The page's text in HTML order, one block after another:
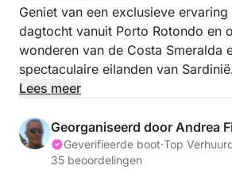
Geniet van een exclusieve
dagtocht vanuit Porto Rotondo en
wonderen van de Costa Smeralda
spectaculaire eilanden van
kiezen om de iconische stranden
Smeralda te verkennen, zoals Le
Ruja, Cala di Volpe, Capriccioli,
Lees meer
Georganiseerd door Andrea
Geverifieerde boot·Top
35 beoordelingen